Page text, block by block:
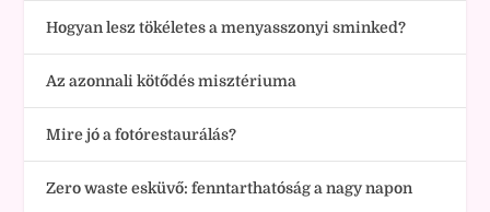
Hogyan lesz tökéletes a menyasszonyi sminked?
Az azonnali kötődés misztériuma
Mire jó a fotórestaurálás?
Zero waste esküvő: fenntarthatóság a nagy napon